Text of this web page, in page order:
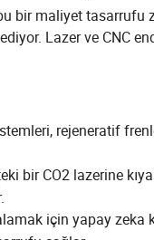
bir maliyet tasarrufu
Lazer ve CNC
rejeneratif
bir CO2 lazerine
için yapay zeka